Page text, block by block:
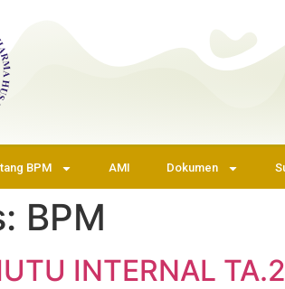
BPM AMI Dokumen
BPM
INTERNAL